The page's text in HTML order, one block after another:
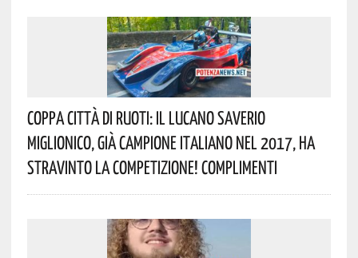
Coppa Città Di Ruoti: Il Lucano Saverio
Miglionico, Già Campione Italiano Nel 2017, Ha
Stravinto La Competizione! Complimenti